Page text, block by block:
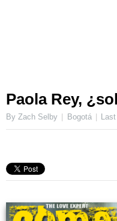
Paola Rey,
By Zach Selby Bogotá